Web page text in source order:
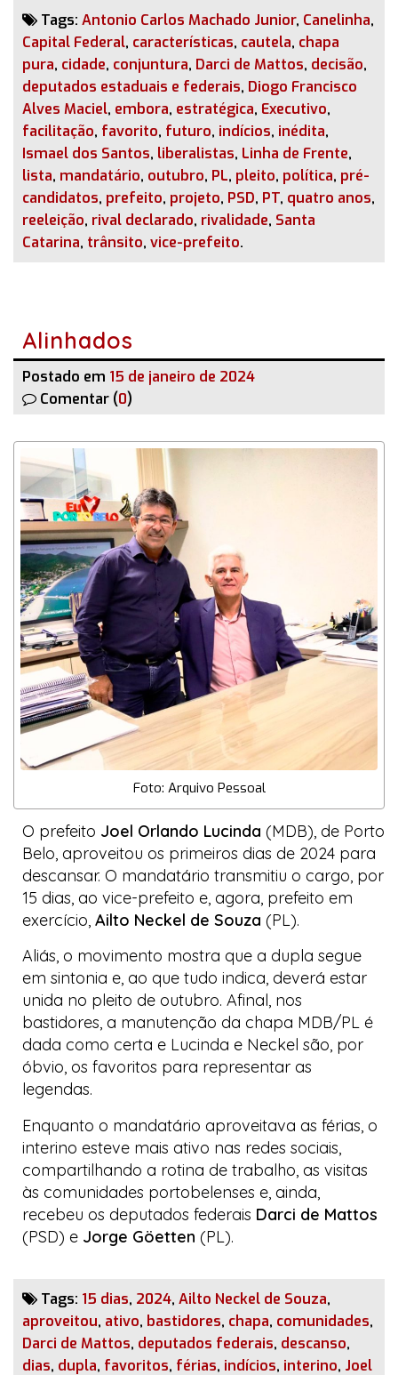
Tags: Antonio Carlos Machado Junior, Canelinha,
Capital Federal, características, cautela, chapa
pura, cidade, conjuntura, Darci de Mattos, decisão,
deputados estaduais e federais, Diogo Francisco
Alves Maciel, embora, estratégica, Executivo,
facilitação, favorito, futuro, indícios, inédita,
Ismael dos Santos, liberalistas, Linha de Frente,
lista, mandatário, outubro, PL, pleito, política, pré-
candidatos, prefeito, projeto, PSD, PT, quatro anos,
reeleição, rival declarado, rivalidade, Santa
Catarina, trânsito, vice-prefeito.
Alinhados
Postado em 15 de janeiro de 2024
Comentar (0)
Foto: Arquivo Pessoal
O prefeito Joel Orlando Lucinda (MDB), de Porto
Belo, aproveitou os primeiros dias de 2024 para
descansar. O mandatário transmitiu o cargo, por
15 dias, ao vice-prefeito e, agora, prefeito em
exercício, Ailto Neckel de Souza (PL).
Aliás, o movimento mostra que a dupla segue
em sintonia e, ao que tudo indica, deverá estar
unida no pleito de outubro. Afinal, nos
bastidores, a manutenção da chapa MDB/PL é
dada como certa e Lucinda e Neckel são, por
óbvio, os favoritos para representar as
legendas.
Enquanto o mandatário aproveitava as férias, o
interino esteve mais ativo nas redes sociais,
compartilhando a rotina de trabalho, as visitas
às comunidades portobelenses e, ainda,
recebeu os deputados federais Darci de Mattos
(PSD) e Jorge Göetten (PL).
Tags: 15 dias, 2024, Ailto Neckel de Souza,
aproveitou, ativo, bastidores, chapa, comunidades,
Darci de Mattos, deputados federais, descanso,
dias, dupla, favoritos, férias, indícios, interino, Joel